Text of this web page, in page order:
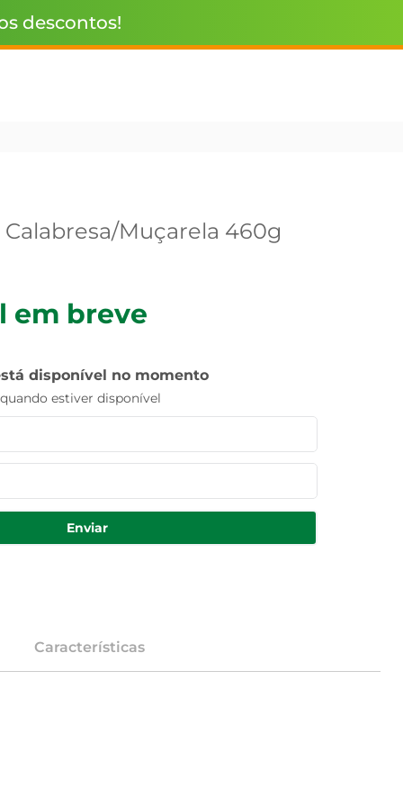
descontos!
Muçarela 460g
em breve
disponível no momento
estiver disponível
Enviar
Características